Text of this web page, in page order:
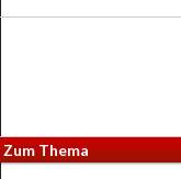
Zum Thema